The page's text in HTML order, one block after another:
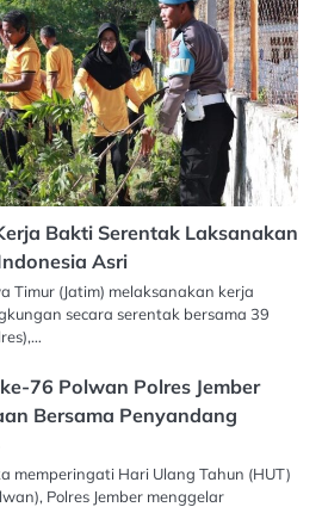
Bakti Serentak Laksanakan
Asri
Timur (Jatim) melaksanakan kerja
secara serentak bersama 39
76 Polwan Polres Jember
Bersama Penyandang
memperingati Hari Ulang Tahun (HUT)
Polres Jember menggelar